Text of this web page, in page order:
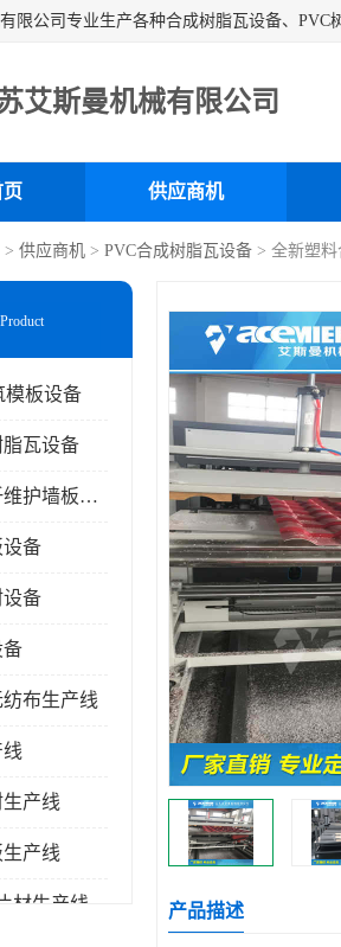
艾斯曼机械有限公司
供应商机
> 供应商机 > PVC合成树脂瓦设备 > 全新塑
Product
模板设备
瓦设备
PVC竹木纤维护墙板设备
设备
备
备
布生产线
产线
产线
材生产线 产品描述